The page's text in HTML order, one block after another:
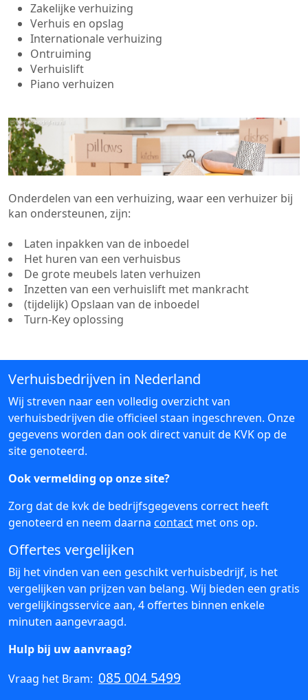
Zakelijke verhuizing
Verhuis en opslag
Internationale verhuizing
Ontruiming
Verhuislift
Piano verhuizen
Onderdelen van een verhuizing, waar een verhuizer bij
kan ondersteunen, zijn:
Laten inpakken van de inboedel
Het huren van een verhuisbus
De grote meubels laten verhuizen
Inzetten van een verhuislift met mankracht
(tijdelijk) Opslaan van de inboedel
Turn-Key oplossing
Verhuisbedrijven in Nederland
Wij streven naar een volledig overzicht van
verhuisbedrijven die officieel staan ingeschreven. Onze
gegevens worden dan ook direct vanuit de KVK op de
site genoteerd.
Ook vermelding op onze site?
Zorg dat de kvk de bedrijfsgegevens correct heeft
genoteerd en neem daarna contact met ons op.
Offertes vergelijken
Bij het vinden van een geschikt verhuisbedrijf, is het
vergelijken van prijzen van belang. Wij bieden een gratis
vergelijkingsservice aan, 4 offertes binnen enkele
minuten aangevraagd.
Hulp bij uw aanvraag?
Vraag het Bram: 085 004 5499